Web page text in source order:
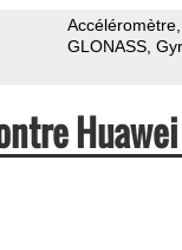
Accéléromètre
GLONASS